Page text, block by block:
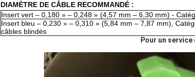
DIAMÈTRE DE CÂBLE RECOMMANDÉ :
Insert vert – 0,180 » – 0,248 » (4,57 mm – 6,30 mm) -
Insert bleu – 0,230 » – 0,310 » (5,84 mm – 7,87 mm),
câbles blindés
Pour un